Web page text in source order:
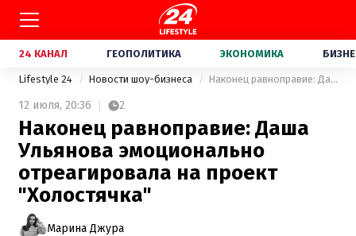
24 КАНАЛ ГЕОПОЛИТИКА ЭКОНОМИКА
Lifestyle 24 Новости шоу-бизнеса Наконец равноправие: Даша Ульянова эмоционально отреагировала на проект "Холостячка"
12 июля, 20:36 2
Наконец равноправие: Даша
Ульянова эмоционально
отреагировала на проект
"Холостячка"
Марина Джура